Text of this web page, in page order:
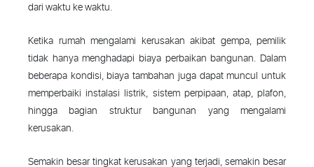
dari waktu ke waktu.
Ketika rumah mengalami kerusakan akibat gempa, pemilik
tidak hanya menghadapi biaya perbaikan bangunan. Dalam
beberapa kondisi, biaya tambahan juga dapat muncul untuk
memperbaiki instalasi listrik, sistem perpipaan, atap, plafon,
hingga bagian struktur bangunan yang mengalami
kerusakan.
Semakin besar tingkat kerusakan yang terjadi, semakin besar